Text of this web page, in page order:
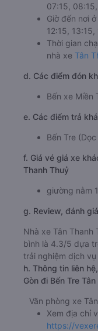
07:15,
Giờ đến nơi
12:15,
Thời gian
nhà xe Tân
d. Các điểm đón
Bến xe Miền
e. Các điểm trả
Bến Tre
f. Giá vé giá xe
Thanh Thuỷ
giường nằm
g. Review, đánh
Nhà xe Tân
bình là 4.3/5 dựa
trải nghiệm dịch
h. Thông tin liên
Gòn đi Bến Tre
Văn phòng xe
Xem địa chỉ
https://